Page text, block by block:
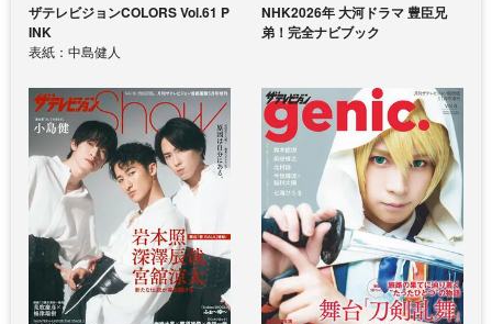
ザテレビジョンCOLORS Vol.61 P
INK
表紙：中島健人
NHK2026年 大河ドラマ 豊臣兄
弟！完全ナビブック